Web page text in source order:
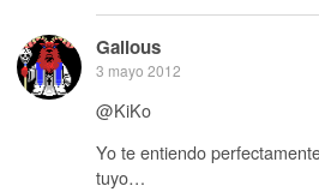
Galious
3 mayo 2012
@KiKo
Yo te entiendo
tuyo…